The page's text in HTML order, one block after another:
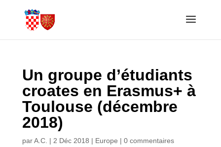
Un groupe d’étudiants
croates en Erasmus+ à
Toulouse (décembre
2018)
parA.C. | 2 Déc 2018 | Europe | 0 commentaires